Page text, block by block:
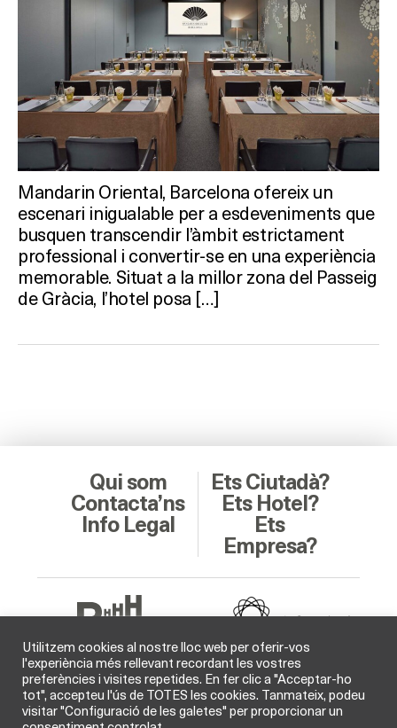
Mandarin Oriental, Barcelona ofereix un
escenari inigualable per a esdeveniments que
busquen transcendir l’àmbit estrictament
professional i convertir-se en una experiència
memorable. Situat a la millor zona del Passeig
de Gràcia, l’hotel posa […]
Qui som
Contacta’ns
Info Legal
Ets Ciutadà?
Ets Hotel?
Ets
Empresa?
Soci Col·laborador
Utilitzem cookies al nostre lloc web per oferir-vos
l'experiència més rellevant recordant les vostres
preferències i visites repetides. En fer clic a "Acceptar-ho
tot", accepteu l'ús de TOTES les cookies. Tanmateix, podeu
visitar "Configuració de les galetes" per proporcionar un